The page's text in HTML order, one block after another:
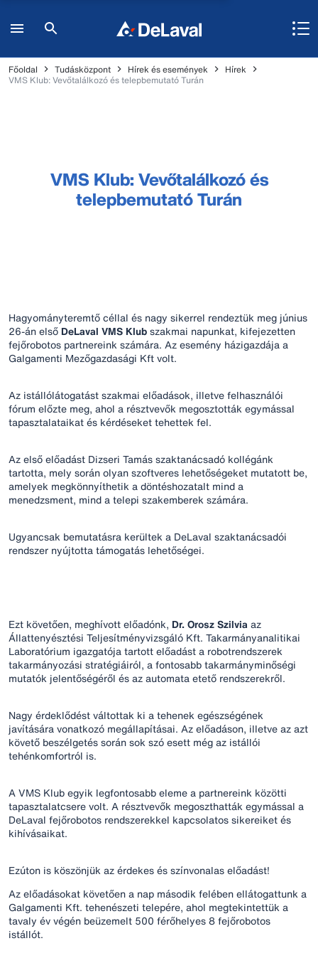
Főoldal Tudásközpont Hírek és események
Hírek
VMS Klub: Vevőtalálkozó és telepbemutató Turán
VMS Klub: Vevőtalálkozó és
telepbemutató Turán
Hagyományteremtő céllal és nagy sikerrel rendeztük meg június
26-án első DeLaval VMS Klubszakmai napunkat, kifejezetten
fejőrobotos partnereink számára. Az esemény házigazdája a
Galgamenti Mezőgazdasági Kft volt.
Az istállólátogatást szakmai előadások, illetve felhasználói
fórum előzte meg, ahol a résztvevők megosztották egymással
tapasztalataikat és kérdéseket tehettek fel.
Az első előadást Dizseri Tamás szaktanácsadó kollégánk
tartotta, mely során olyan szoftveres lehetőségeket mutatott be,
amelyek megkönnyíthetik a döntéshozatalt mind a
menedzsment, mind a telepi szakemberek számára.
Ugyancsak bemutatásra kerültek a DeLaval szaktanácsadói
rendszer nyújtotta támogatás lehetőségei.
Ezt követően, meghívott előadónk, Dr. Orosz Szilvia az
Állattenyésztési Teljesítményvizsgáló Kft. Takarmányanalitikai
Laboratórium igazgatója tartott előadást a robotrendszerek
takarmányozási stratégiáiról, a fontosabb takarmányminőségi
mutatók jelentőségéről és az automata etető rendszerekről.
Nagy érdeklődést váltottak ki a tehenek egészségének
javítására vonatkozó megállapításai. Az előadáson, illetve az azt
követő beszélgetés során sok szó esett még az istállói
tehénkomfortról is.
A VMS Klub egyik legfontosabb eleme a partnereink közötti
tapasztalatcsere volt. A résztvevők megoszthatták egymással a
DeLaval fejőrobotos rendszerekkel kapcsolatos sikereiket és
kihívásaikat.
Ezúton is köszönjük az érdekes és színvonalas előadást!
Az előadásokat követően a nap második felében ellátogattunk a
Galgamenti Kft. tehenészeti telepére, ahol megtekintettük a
tavaly év végén beüzemelt 500 férőhelyes 8 fejőrobotos
istállót.